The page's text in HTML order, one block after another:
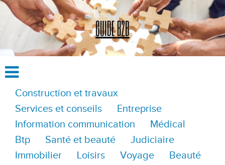
Construction et travaux
Services et conseils
Entreprise
Information communication
Médical
Btp
Santé et beauté
Judiciaire
Immobilier
Loisirs Voyage
Beauté